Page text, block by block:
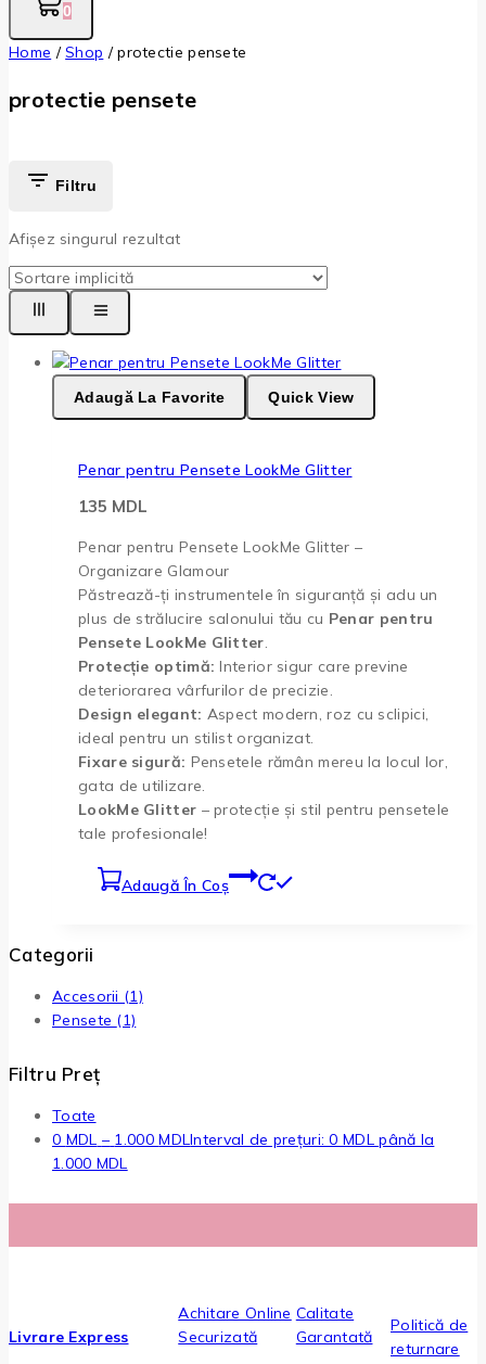
0
Home / Shop / protectie pensete
protectie pensete
Filtru
Afișez singurul rezultat
Adaugă La Favorite Quick View
Penar pentru Pensete LookMe Glitter
135 MDL
Penar pentru Pensete LookMe Glitter –
Organizare Glamour
Păstrează-ți instrumentele în siguranță și adu un
plus de strălucire salonului tău cu Penar pentru
Pensete LookMe Glitter.
Protecție optimă: Interior sigur care previne
deteriorarea vârfurilor de precizie.
Design elegant: Aspect modern, roz cu sclipici,
ideal pentru un stilist organizat.
Fixare sigură: Pensetele rămân mereu la locul lor,
gata de utilizare.
LookMe Glitter – protecție și stil pentru pensetele
tale profesionale!
Adaugă În Coș
Categorii
Accesorii (1)
Pensete (1)
Filtru Preț
Toate
0 MDL – 1.000MDLInterval de prețuri: 0 MDL până la
1.000 MDL
Livrare Express
Achitare Online
Securizată
Calitate
Garantată
Politică de
returnare